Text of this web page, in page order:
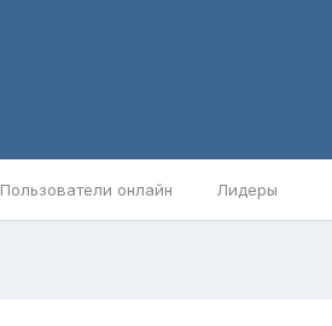
Пользователи онлайн Лидеры